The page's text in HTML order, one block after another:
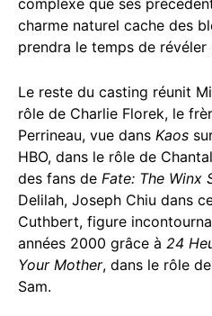
complexe que ses
charme naturel cache des
prendra le temps de révéler
Le reste du casting réunit
rôle de Charlie Florek, le
Perrineau, vue dans Kaos
HBO, dans le rôle de
des fans de Fate: The Winx
Delilah, Joseph Chiu dans
Cuthbert, figure
années 2000 grâce à 24
Your Mother, dans le rôle
Sam.